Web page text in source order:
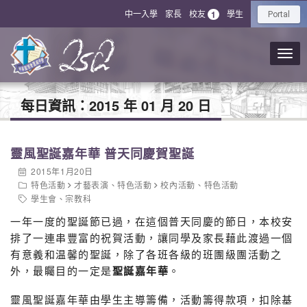
中一入學 家長 校友 1 學生 Portal
每日資訊： 2015 年 01 月 20 日
靈風聖誕嘉年華 普天同慶賀聖誕
2015年1月20日
特色活動
才藝表演 、特色活動 校內活動 、 特色活動
學生會 、宗教科
一年一度的聖誕節已過，在這個普天同慶的節日，本校安
排了一連串豐富的祝賀活動，讓同學及家長藉此渡過一個
有意義和温馨的聖誕，除了各班各級的班團級團活動之
外，最矚目的一定是聖誕嘉年華 。
靈風聖誕嘉年華由學生主導籌備，活動籌得款項，扣除基